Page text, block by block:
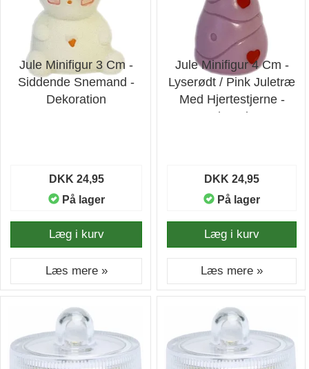
Jule Minifigur 3 Cm -
Siddende Snemand -
Dekoration
DKK 24,95
På lager
Læg i kurv
Læs mere »
Jule Minifigur 4 Cm -
Lyserødt / Pink Juletræ
Med Hjertestjerne -
Dekoration
DKK 24,95
På lager
Læg i kurv
Læs mere »